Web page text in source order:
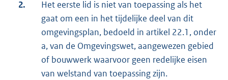
2.
Het eerste lid is niet van toepassing als het
gaat om een in het tijdelijke deel van dit
omgevingsplan, bedoeld in artikel 22.1, onder
a, van de Omgevingswet, aangewezen gebied
of bouwwerk waarvoor geen redelijke eisen
van welstand van toepassing zijn.